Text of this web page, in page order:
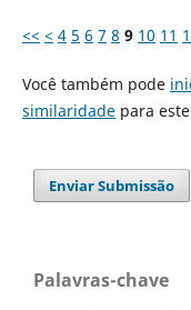
<< < 4 5 6 7 8 9 10 11
Você também pode
similaridadepara
Enviar Submissão
Palavras-chave